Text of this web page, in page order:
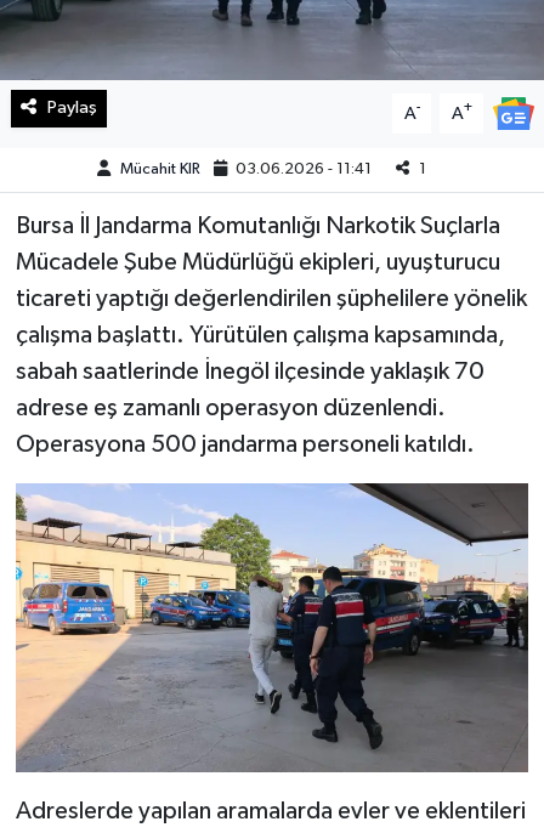
Paylaş A- A+
Mücahit KIR 03.06.2026 - 11:41 1
Bursa İl Jandarma Komutanlığı Narkotik Suçlarla
Mücadele Şube Müdürlüğü ekipleri, uyuşturucu
ticareti yaptığı değerlendirilen şüphelilere yönelik
çalışma başlattı. Yürütülen çalışma kapsamında,
sabah saatlerinde İnegöl ilçesinde yaklaşık 70
adrese eş zamanlı operasyon düzenlendi.
Operasyona 500 jandarma personeli katıldı.
Adreslerde yapılan aramalarda evler ve eklentileri
Manşetler
Spor
SürManşet
Teknoloji
Yaşam
KAHRAMANMARAŞ